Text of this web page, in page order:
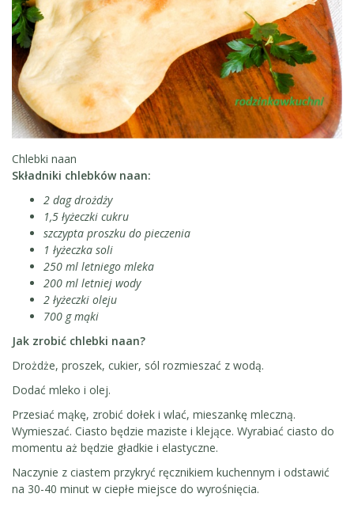
Chlebki naan
Składniki chlebków naan:
2 dag drożdży
1,5 łyżeczki cukru
szczypta proszku do pieczenia
1 łyżeczka soli
250 ml letniego mleka
200 ml letniej wody
2 łyżeczki oleju
700 g mąki
Jak zrobić chlebki naan?
Drożdże, proszek, cukier, sól rozmieszać z wodą.
Dodać mleko i olej.
Przesiać mąkę, zrobić dołek i wlać, mieszankę mleczną.
Wymieszać. Ciasto będzie maziste i klejące. Wyrabiać ciasto do
momentu aż będzie gładkie i elastyczne.
Naczynie z ciastem przykryć ręcznikiem kuchennym i odstawić
na 30-40 minut w ciepłe miejsce do wyrośnięcia.